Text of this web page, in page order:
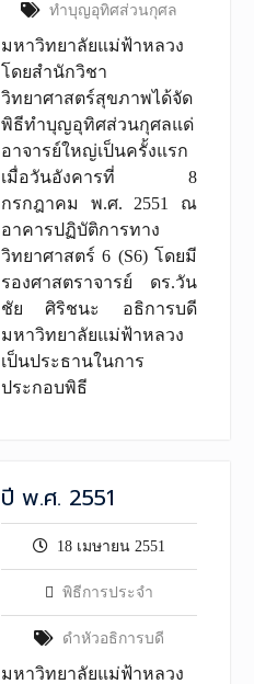
ทำบุญอุทิศส่วนกุศล
มหาวิทยาลัยแม่ฟ้าหลวง
โดยสำนักวิชา
วิทยาศาสตร์สุขภาพได้จัด
พิธีทำบุญอุทิศส่วนกุศลแด่
อาจารย์ใหญ่เป็นครั้งแรก
เมื่อวันอังคารที่ 8
กรกฎาคม พ.ศ. 2551 ณ
อาคารปฏิบัติการทาง
วิทยาศาสตร์ 6 (S6) โดยมี
รองศาสตราจารย์ ดร.วัน
ชัย ศิริชนะ อธิการบดี
มหาวิทยาลัยแม่ฟ้าหลวง
เป็นประธานในการ
ประกอบพิธี
ปี พ.ศ. 2551
18 เมษายน 2551
พิธีการประจำ
ดำหัวอธิการบดี
มหาวิทยาลัยแม่ฟ้าหลวง